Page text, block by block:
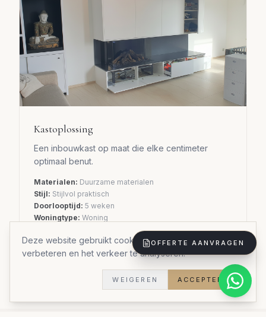
OFFERTE AANVRAGEN
Deze website gebruikt cookies om uw ervaring te
verbeteren en het verkeer te analyseren.
WEIGEREN ACCEPTEREN
Kastoplossing
Een inbouwkast op maat die elke centimeter
optimaal benut.
Materialen: Duurzame materialen
Stijl: Stijlvol praktisch
Doorlooptijd: 5 weken
Woningtype: Woning